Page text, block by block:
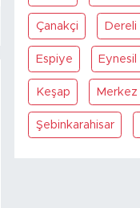
Çanakçi Dereli
Espiye Eynesil
Keşap Merkez
Şebinkarahisar